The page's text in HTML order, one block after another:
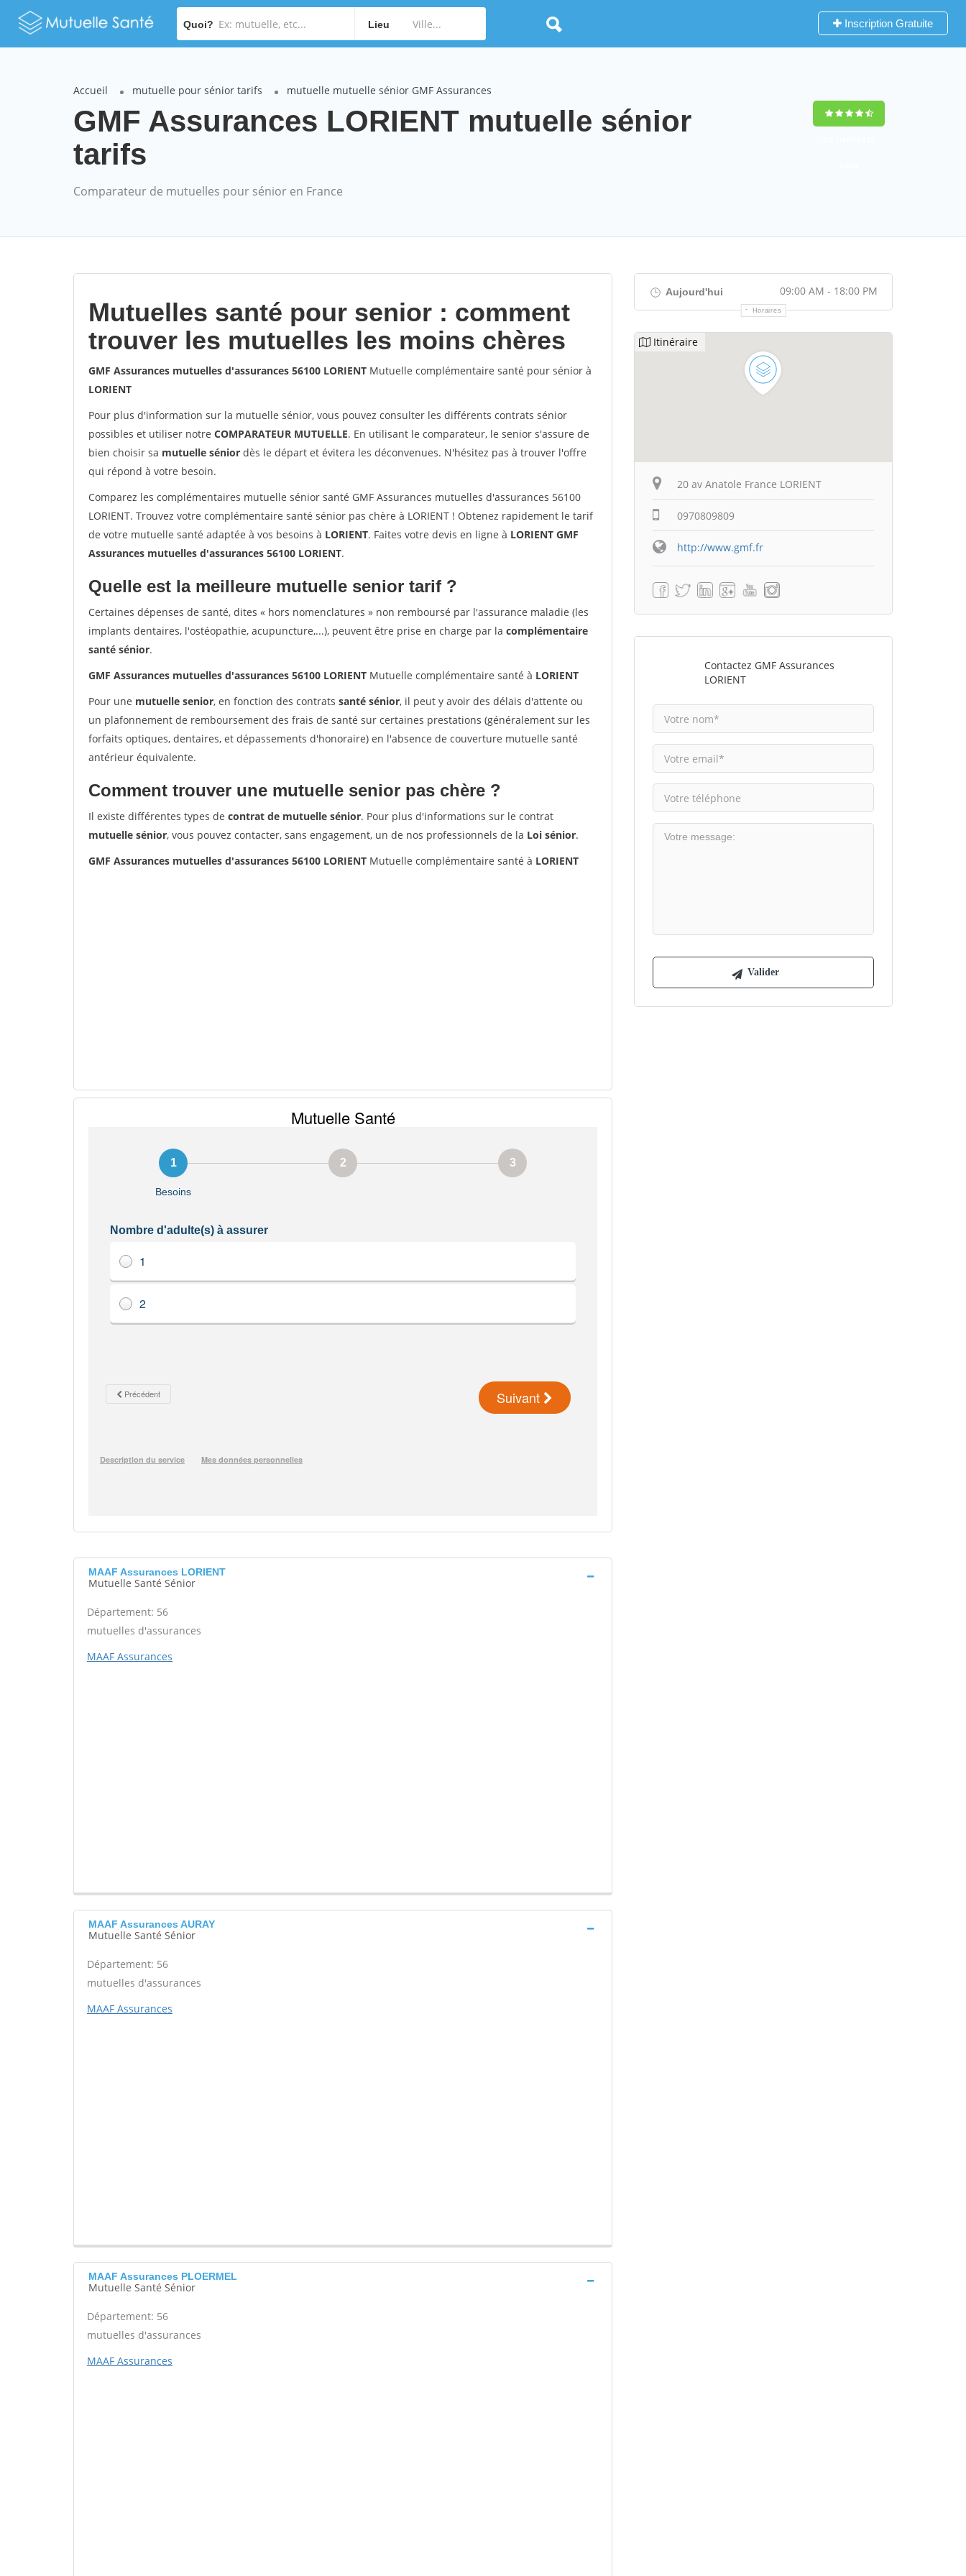
Quoi? Lieu Inscription Gratuite
Accueil mutuelle pour sénior tarifs mutuelle mutuelle sénior GMF Assurances
GMF Assurances LORIENT mutuelle sénior
tarifs
Comparateur de mutuelles pour sénior en France
Mutuelles santé pour senior : comment
trouver les mutuelles les moins chères
GMF Assurances mutuelles d'assurances 56100 LORIENT Mutuelle complémentaire santé pour sénior à
LORIENT
Pour plus d'information sur la mutuelle sénior, vous pouvez consulter les différents contrats sénior
possibles et utiliser notre COMPARATEUR MUTUELLE. En utilisant le comparateur, le senior s'assure de
bien choisir sa mutuelle sénior dès le départ et évitera les déconvenues. N'hésitez pas à trouver l'offre
qui répond à votre besoin.
Comparez les complémentaires mutuelle sénior santé GMF Assurances mutuelles d'assurances 56100
LORIENT. Trouvez votre complémentaire santé sénior pas chère à LORIENT ! Obtenez rapidement le tarif
de votre mutuelle santé adaptée à vos besoins à LORIENT. Faites votre devis en ligne à LORIENT GMF
Assurances mutuelles d'assurances 56100 LORIENT.
Quelle est la meilleure mutuelle senior tarif ?
Certaines dépenses de santé, dites « hors nomenclatures » non remboursé par l'assurance maladie (les
implants dentaires, l'ostéopathie, acupuncture,...), peuvent être prise en charge par la complémentaire
santé sénior.
GMF Assurances mutuelles d'assurances 56100 LORIENT Mutuelle complémentaire santé à LORIENT
Pour une mutuelle senior, en fonction des contrats santé sénior, il peut y avoir des délais d'attente ou
un plafonnement de remboursement des frais de santé sur certaines prestations (généralement sur les
forfaits optiques, dentaires, et dépassements d'honoraire) en l'absence de couverture mutuelle santé
antérieur équivalente.
Comment trouver une mutuelle senior pas chère ?
Il existe différentes types de contrat de mutuelle sénior. Pour plus d'informations sur le contrat
mutuelle sénior, vous pouvez contacter, sans engagement, un de nos professionnels de la Loi sénior.
GMF Assurances mutuelles d'assurances 56100 LORIENT Mutuelle complémentaire santé à LORIENT
MAAF Assurances LORIENT
Mutuelle Santé Sénior
Département: 56
mutuelles d'assurances
MAAF Assurances
MAAF Assurances AURAY
Mutuelle Santé Sénior
Département: 56
mutuelles d'assurances
MAAF Assurances
MAAF Assurances PLOERMEL
Mutuelle Santé Sénior
Département: 56
mutuelles d'assurances
MAAF Assurances
Aujourd'hui 09:00 AM - 18:00 PM
Horaires
Itinéraire
20 av Anatole France LORIENT
0970809809
http://www.gmf.fr
Contactez GMF Assurances
LORIENT